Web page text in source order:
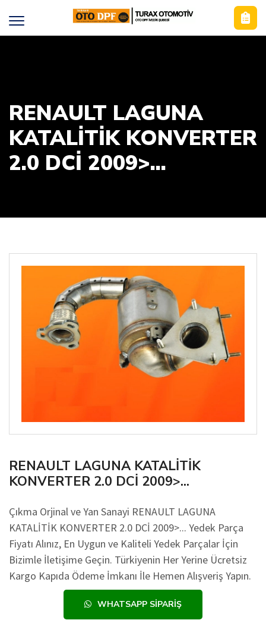
RENAULT LAGUNA
KATALİTİK KONVERTER
2.0 DCİ 2009>...
RENAULT LAGUNA KATALİTİK
KONVERTER 2.0 DCİ 2009>...
Çıkma Orjinal ve Yan Sanayi RENAULT LAGUNA
KATALİTİK KONVERTER 2.0 DCİ 2009>... Yedek Parça
Fiyatı Alınız, En Uygun ve Kaliteli Yedek Parçalar İçin
Bizimle İletişime Geçin. Türkiyenin Her Yerine Ücretsiz
Kargo Kapıda Ödeme İmkanı İle Hemen Alışveriş Yapın.
WHATSAPP SIPARIŞ